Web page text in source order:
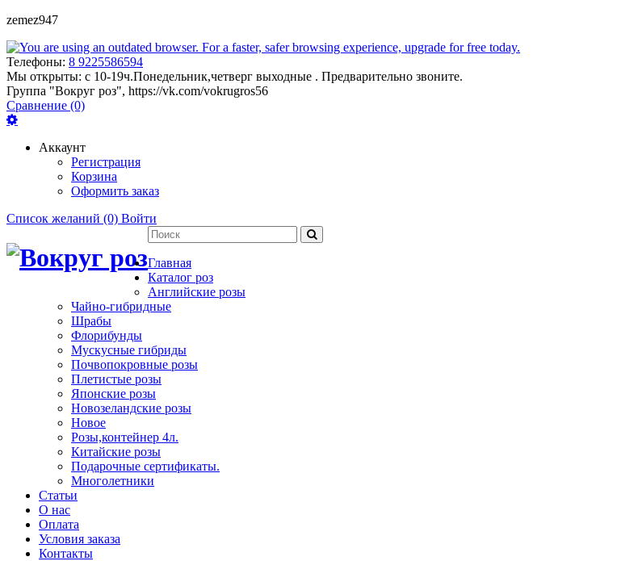
zemez947
Телефоны: 8 9225586594
Мы открыты: с 10-19ч.Понедельник,четверг выходные . Предварительно звоните.
Группа "Вокруг роз", https://vk.com/vokrugros56
Сравнение (0)
Аккаунт
Регистрация
Корзина
Оформить заказ
Список желаний (0) Войти
Главная
Каталог роз
Английские розы
Чайно-гибридные
Шрабы
Флорибунды
Мускусные гибриды
Почвопокровные розы
Плетистые розы
Японские розы
Новозеландские розы
Новое
Розы,контейнер 4л.
Китайские розы
Подарочные сертификаты.
Многолетники
Статьи
О нас
Оплата
Условия заказа
Контакты